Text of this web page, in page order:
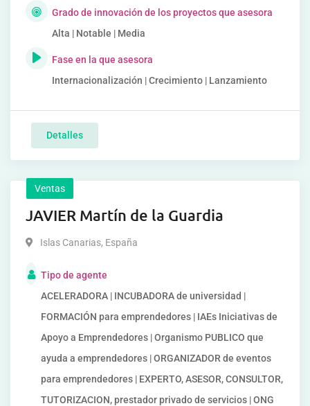
Grado de innovación de los proyectos que asesora
Alta | Notable | Media
Fase en la que asesora
Internacionalización | Crecimiento | Lanzamiento
Detalles
Ventas
JAVIER Martín de la Guardia
Islas Canarias, España
Tipo de agente
ACELERADORA | INCUBADORA de universidad |
FORMACIÓN para emprendedores | IAEs Iniciativas de
Apoyo a Emprendedores | Organismo PUBLICO que
ayuda a emprendedores | ORGANIZADOR de eventos
para emprendedores | EXPERTO, ASESOR, CONSULTOR,
TUTORIZACION, prestador privado de servicios | ONG